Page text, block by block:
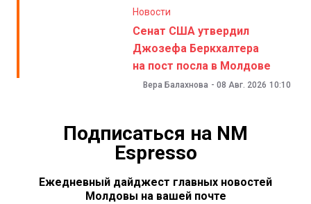
Новости
Сенат США утвердил
Джозефа Беркхалтера
на пост посла в Молдове
Вера Балахнова - 08 Авг. 2026 10:10
Подписаться на NM
Espresso
Ежедневный дайджест главных новостей
Молдовы на вашей почте